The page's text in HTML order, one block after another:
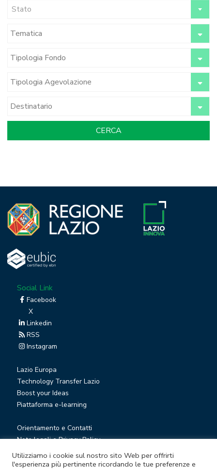
Stato
Social Link
Facebook
X
Linkedin
RSS
Instagram
Lazio Europa
Technology Transfer Lazio
Boost your Ideas
Piattaforma e-learning
Orientamento e Contatti
Note legali e Privacy Policy
Privacy Newsletter
Società trasparente
Utilizziamo i cookie sul nostro sito Web per offrirti
l'esperienza più pertinente ricordando le tue preferenze e